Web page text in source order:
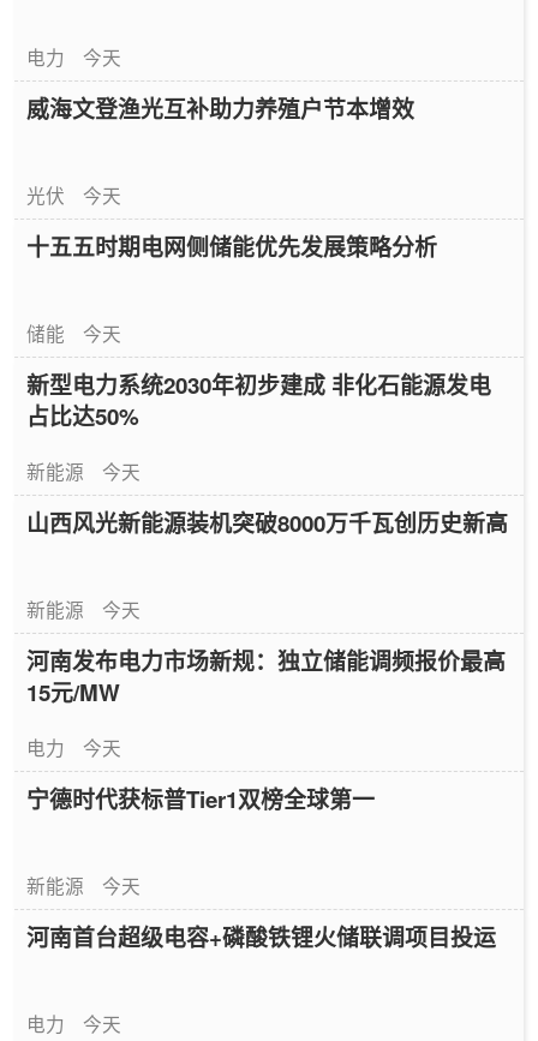
电力 今天
威海文登渔光互补助力养殖户节本增效
光伏 今天
十五五时期电网侧储能优先发展策略分析
储能 今天
新型电力系统2030年初步建成 非化石能源发电
占比达50%
新能源 今天
山西风光新能源装机突破8000万千瓦创历史新高
新能源 今天
河南发布电力市场新规：独立储能调频报价最高
15元/MW
电力 今天
宁德时代获标普Tier1双榜全球第一
新能源 今天
河南首台超级电容+磷酸铁锂火储联调项目投运
电力 今天